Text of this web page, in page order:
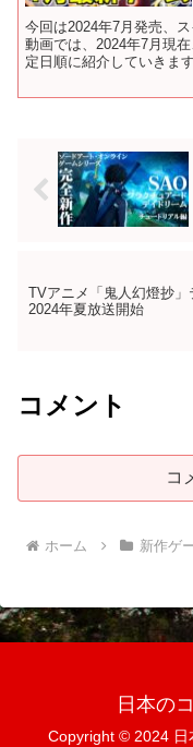
今回は2024年7月発売、
動画では、2024年7月現
定日順に紹介していきま
TVアニメ「鬼人幻燈抄」
2024年夏放送開始
コメント
コ
ホーム 新作ゲ
日本の
Copyright © 2024 日